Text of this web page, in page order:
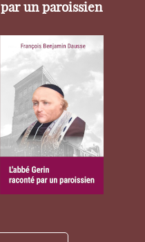
par un paroissien